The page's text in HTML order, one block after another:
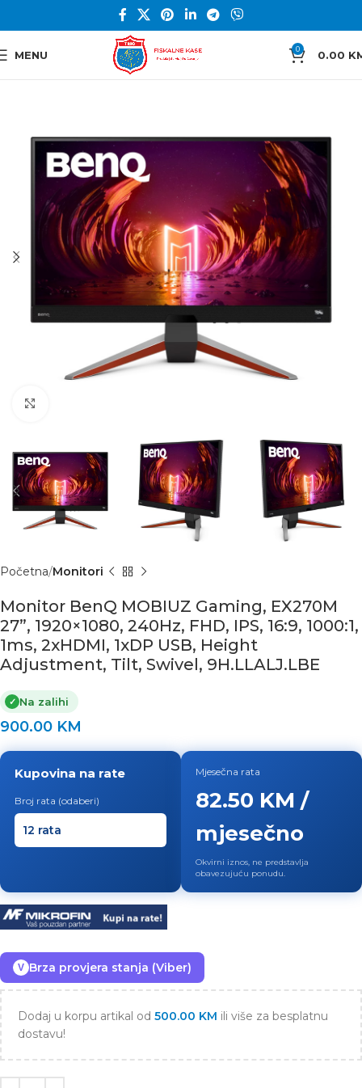
MENU 0 0.00
Početna Monitori
Monitor BenQ MOBIUZ Gaming, EX270M
27”, 1920×1080, 240Hz, FHD, IPS, 16:9, 1000:1,
1ms, 2xHDMI, 1xDP USB, Height
Adjustment, Tilt, Swivel, 9H.LLALJ.LBE
✓ Na zalihi
900.00 KM
Kupovina na rate
Broj rata (odaberi)
Mjesečna rata
82.50 KM /
mjesečno
Okvirni iznos, ne predstavlja
obavezujuću ponudu.
V Brza provjera stanja (Viber)
Dodaj u korpu artikal od 500.00 KM ili više za besplatnu
dostavu!